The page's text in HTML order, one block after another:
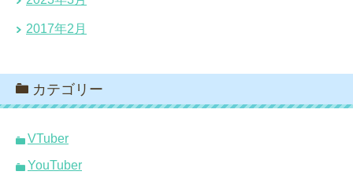
2017年2月
カテゴリー
VTuber
YouTuber